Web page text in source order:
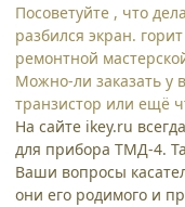
Посоветуйте , что
разбился экран.
ремонтной
Можно-ли заказать у
транзистор или ещё
На сайте ikey.ru
для прибора ТМД-4.
Ваши вопросы
они его родимого и